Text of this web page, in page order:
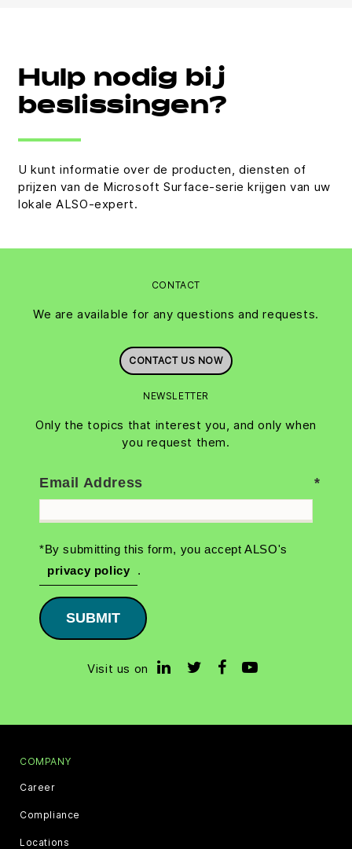
Hulp nodig bij
beslissingen?
U kunt informatie over de producten, diensten of
prijzen van de Microsoft Surface-serie krijgen van uw
lokale ALSO-expert.
CONTACT
We are available for any questions and requests.
CONTACT US NOW
NEWSLETTER
Only the topics that interest you, and only when
you request them.
Email Address
*By submitting this form, you accept ALSO's
privacy policy
.
SUBMIT
Visit us on
COMPANY
Career
Compliance
Locations